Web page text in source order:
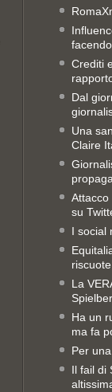
Crediti
Dal
Una
Claire
Attacco
su
I social
La
Ha un
ma fa
Per
Il fail di